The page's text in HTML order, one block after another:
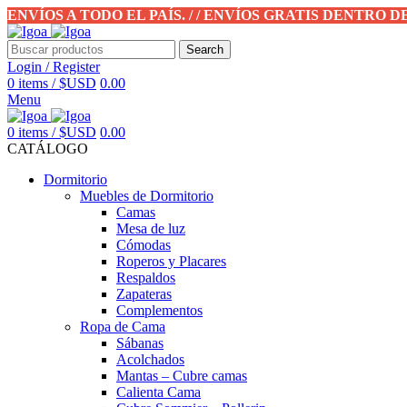
ENVÍOS A TODO EL PAÍS. / / ENVÍOS GRATIS DENTRO
Search
Login / Register
0 items / $USD 0.00
Menu
0 items / $USD 0.00
CATÁLOGO
Dormitorio
Muebles de Dormitorio
Camas
Mesa de luz
Cómodas
Roperos y Placares
Respaldos
Zapateras
Complementos
Ropa de Cama
Sábanas
Acolchados
Mantas – Cubre camas
Calienta Cama